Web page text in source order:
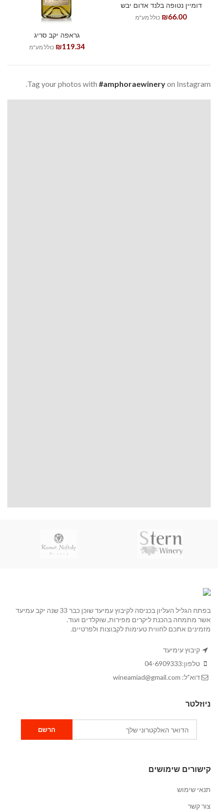
דומיין נטופה בלנד אדום יבש
₪66.00 כולל מע"מ
גראפה יקב סריג
₪119.34 כולל מע"מ
Tag your photos with #amphoraewineryon Instagram.
בפתח הגליל העליון בכניסה לקיבוץ עמיעד שוכן כבר 33 שנה יקב עמיעד
אשר מתמחה בהכנת ליקרים מפירות, שוקלדים ועוד.
מזמינים אתכם לחווית טעימות לקבוצות ולפרטיים.
קיבוץ עימיעד
טלפון:04-6909333
דוא"ל: wineamiad@gmail.com
ניוזלטר
קישורים שימושים
תנאי שימוש
צור קשר